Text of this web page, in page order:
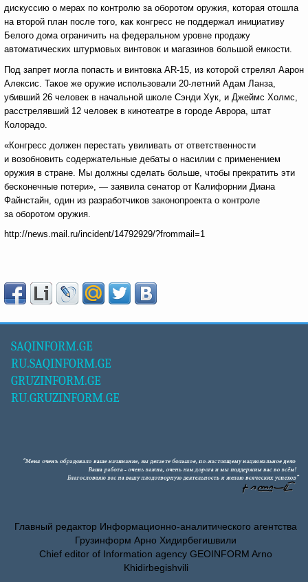
дискуссию о мерах по контролю за оборотом оружия, которая отошла
на второй план после того, как конгресс не поддержал инициативу
Белого дома ограничить на федеральном уровне продажу
автоматических штурмовых винтовок и магазинов большой емкости.
Под запрет могла попасть и винтовка AR-15, из которой стрелял Аарон
Алексис. Такое же оружие использовали 20-летний Адам Ланза,
убивший 26 человек в начальной школе Сэнди Хук, и Джеймс Холмс,
расстрелявший 12 человек в кинотеатре в городе Аврора, штат
Колорадо.
«Конгресс должен перестать увиливать от ответственности
и возобновить содержательные дебаты о насилии с применением
оружия в стране. Мы должны сделать больше, чтобы прекратить эти
бесконечные потери», — заявила сенатор от Калифорнии Диана
Файнстайн, один из разработчиков законопроекта о контроле
за оборотом оружия.
http://news.mail.ru/incident/14792929/?frommail=1
SAQINFORM.GE
RU.SAQINFORM.GE
GRUZINFORM.GE
RU.GRUZINFORM.GE
Главный редактор Информационно-аналитического агентства
Грузинформ Арно Хидирбегишвили
Chief editor of Information agency GEOINFORM Arno
Khidirbegishvili